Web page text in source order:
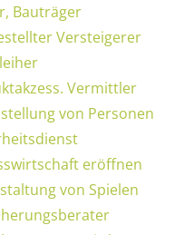
Bauträger
Versteigerer
Vermittler
von Personen
eröffnen
von Spielen